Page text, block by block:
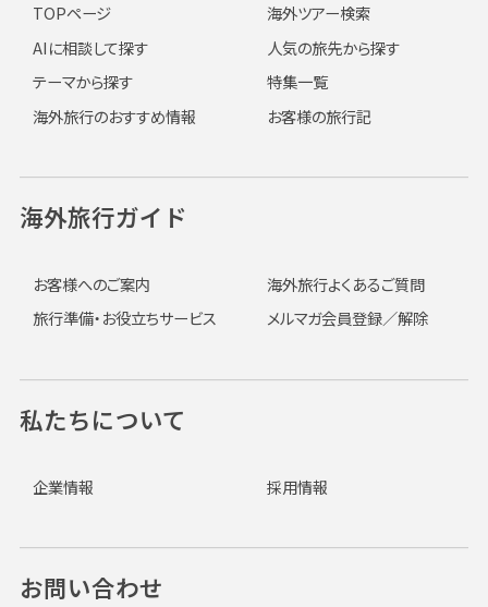
TOPページ
海外ツアー検索
AIに相談して探す
人気の旅先から探す
テーマから探す
特集一覧
海外旅行のおすすめ情報
お客様の旅行記
海外旅行ガイド
お客様へのご案内
海外旅行よくあるご質問
旅行準備・お役立ちサービス
メルマガ会員登録／解除
私たちについて
企業情報 採用情報
お問い合わせ